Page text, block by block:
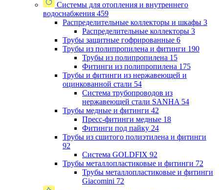
Системы для отопления и внутреннего
водоснабжения 459
Распределительные коллекторы и шкафы 3
Распределительные коллекторы 3
Трубы защитные гофрированные 6
Трубы из полипропилена и фитинги 190
Трубы из полипропилена 15
Фитинги из полипропилена 175
Трубы и фитинги из нержавеющей и
оцинкованной стали 54
Система трубопроводов из
нержавеющей стали SANHA 54
Трубы медные и фитинги 42
Пресс-фитинги медные 18
Фитинги под пайку 24
Трубы из сшитого полиэтилена и фитинги
92
Система GOLDFIX 92
Трубы металлопластиковые и фитинги 72
Трубы металлопластиковые и фитинги
Giacomini 72